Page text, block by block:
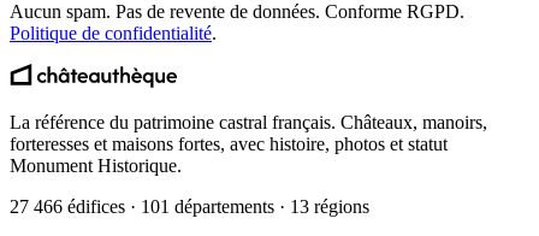
Aucun spam. Pas de revente de données. Conforme RGPD.
Politique de confidentialité.
La référence du patrimoine castral français. Châteaux, manoirs,
forteresses et maisons fortes, avec histoire, photos et statut
Monument Historique.
27 466 édifices · 101 départements · 13 régions